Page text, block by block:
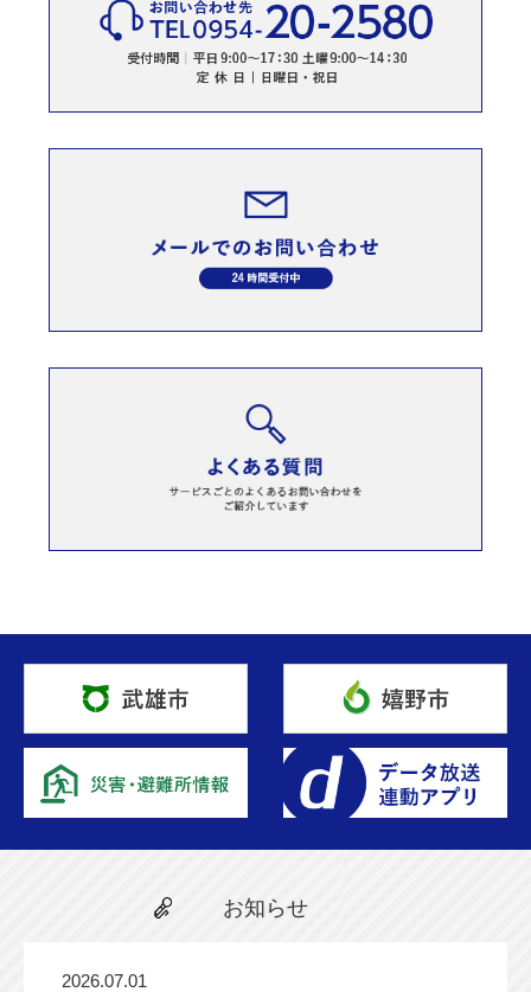
お知らせ
2026.07.01